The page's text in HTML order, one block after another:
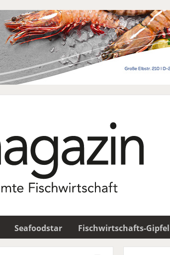
Seafoodstar Fischwirtschafts-Gipfel